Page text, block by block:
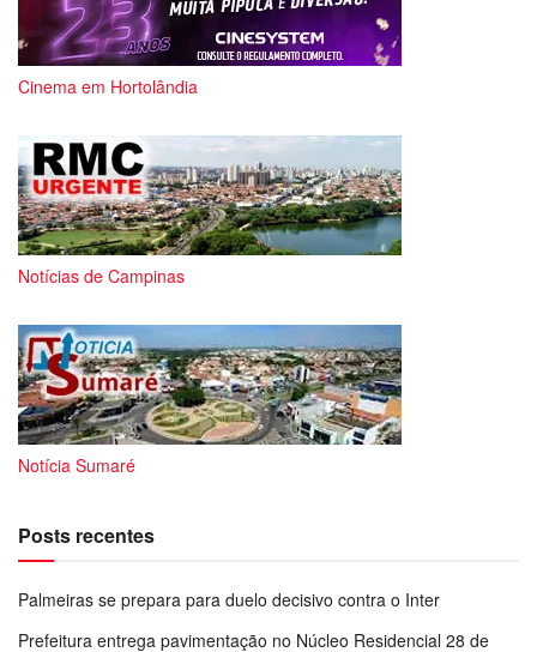
Cinema em Hortolândia
Notícias de Campinas
Notícia Sumaré
Posts recentes
Palmeiras se prepara para duelo decisivo contra o Inter
Prefeitura entrega pavimentação no Núcleo Residencial 28 de